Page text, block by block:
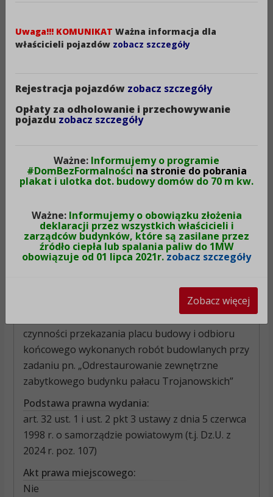
Rok podjęcia:
Obowiązujący
Sesja:
posiedzenie Zarządu Powiatu nr 2/2024
16-05-2024
Data rozpoczęcia obowiązywania:
Data wejścia w życie:
16-05-2024
Nr aktu prawnego:
Czego dotyczy dodawany akt prawny:
w sprawie powołania Komisji dokonującej
czynności przekazania placu budowy i odbioru
końcowego wykonanych robót budowlanych przy
zadaniu pn. „Odrestaurowanie zewnętrzne
zabytkowego budynku pałacu Trojanowskich”
Podstawa prawna wydania:
art. 32 ust. 1 i ust. 2 pkt 3 ustawy z dnia 5 czerwca
1998 r. o samorządzie powiatowym (t.j. Dz.U. z
2024 r. poz. 107)
Akt prawa miejscowego:
Nie
Uwaga!!! KOMUNIKAT Ważna informacja dla
właścicieli pojazdów zobacz szczegóły
Rejestracja pojazdów zobacz szczegóły
Opłaty za odholowanie i przechowywanie
pojazdu zobacz szczegóły
Ważne: Informujemy o programie
#DomBezFormalności na stronie do pobrania
plakat i ulotka dot. budowy domów do 70 m kw.
Ważne: Informujemy o obowiązku złożenia
deklaracji przez wszystkich właścicieli i
zarządców budynków, które są zasilane przez
źródło ciepła lub spalania paliw do 1MW
obowiązuje od 01 lipca 2021r.zobacz szczegóły
Zobacz więcej